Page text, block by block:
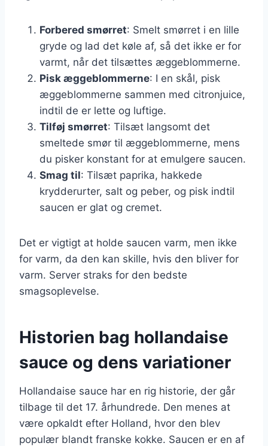
Forbered smørret: Smelt smørret i en lille
gryde og lad det køle af, så det ikke er for
varmt, når det tilsættes æggeblommerne.
Pisk æggeblommerne: I en skål, pisk
æggeblommerne sammen med citronjuice,
indtil de er lette og luftige.
Tilføj smørret: Tilsæt langsomt det
smeltede smør til æggeblommerne, mens
du pisker konstant for at emulgere saucen.
Smag til: Tilsæt paprika, hakkede
krydderurter, salt og peber, og pisk indtil
saucen er glat og cremet.
Det er vigtigt at holde saucen varm, men ikke
for varm, da den kan skille, hvis den bliver for
varm. Server straks for den bedste
smagsoplevelse.
Historien bag hollandaise
sauce og dens variationer
Hollandaise sauce har en rig historie, der går
tilbage til det 17. århundrede. Den menes at
være opkaldt efter Holland, hvor den blev
populær blandt franske kokke. Saucen er en af